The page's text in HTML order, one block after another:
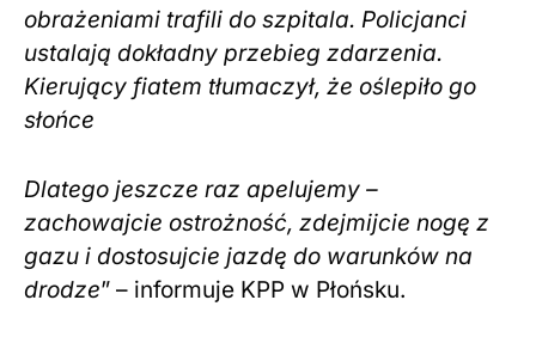
obrażeniami trafili do szpitala. Policjanci
ustalają dokładny przebieg zdarzenia.
Kierujący fiatem tłumaczył, że oślepiło go
słońce
Dlatego jeszcze raz apelujemy –
zachowajcie ostrożność, zdejmijcie nogę z
gazu i dostosujcie jazdę do warunków na
drodze” – informuje KPP w Płońsku.